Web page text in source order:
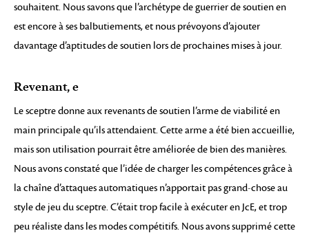
souhaitent. Nous savons que l’archétype de guerrier de soutien en
est encore à ses balbutiements, et nous prévoyons d’ajouter
davantage d’aptitudes de soutien lors de prochaines mises à jour.
Revenant, e
Le sceptre donne aux revenants de soutien l’arme de viabilité en
main principale qu’ils attendaient. Cette arme a été bien accueillie,
mais son utilisation pourrait être améliorée de bien des manières.
Nous avons constaté que l’idée de charger les compétences grâce à
la chaîne d’attaques automatiques n’apportait pas grand-chose au
style de jeu du sceptre. C’était trop facile à exécuter en JcE, et trop
peu réaliste dans les modes compétitifs. Nous avons supprimé cette